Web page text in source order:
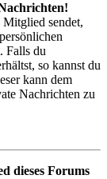
sendet,
Falls du
so kannst du
kann dem
Nachrichten zu
dieses Forums